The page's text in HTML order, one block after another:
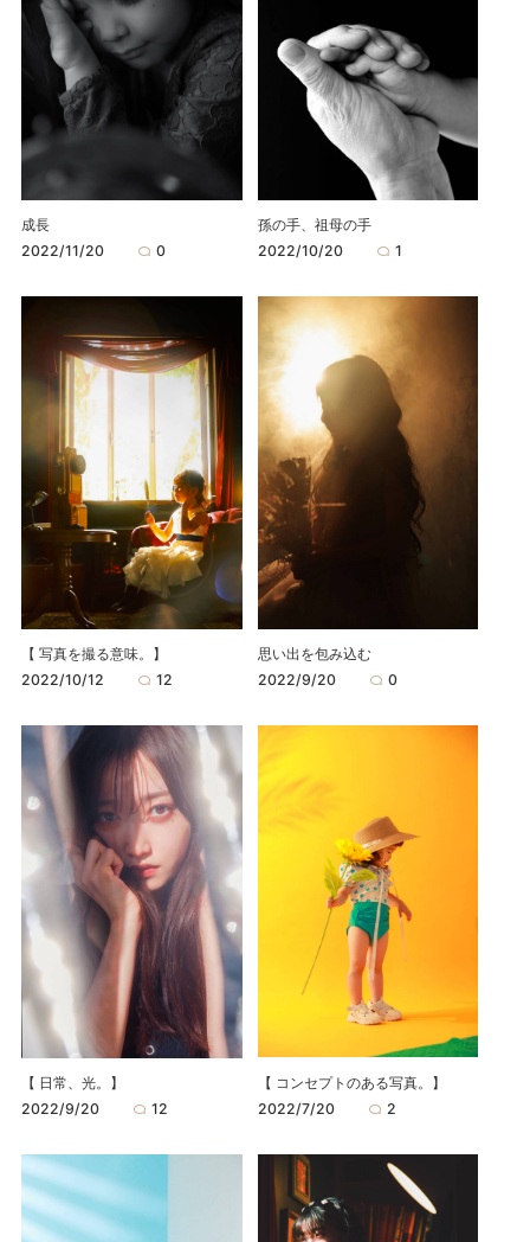
成長
2022/11/20
0
孫の手、祖母の手
2022/10/20
1
【 写真を撮る意味。】
2022/10/12
12
思い出を包み込む
2022/9/20
0
【 日常、光。】
2022/9/20
12
【 コンセプトのある写真。】
2022/7/20
2